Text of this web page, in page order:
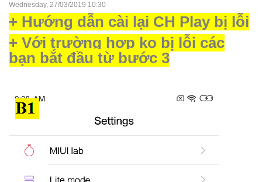
Wednesday, 27/03/2019 10:30
+ Hướng dẫn cài lại CH Play bị lỗi
+ Với trường hợp ko bị lỗi các
bạn bắt đầu từ bước 3